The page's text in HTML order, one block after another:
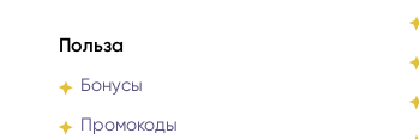
Польза
Бонусы
Промокоды